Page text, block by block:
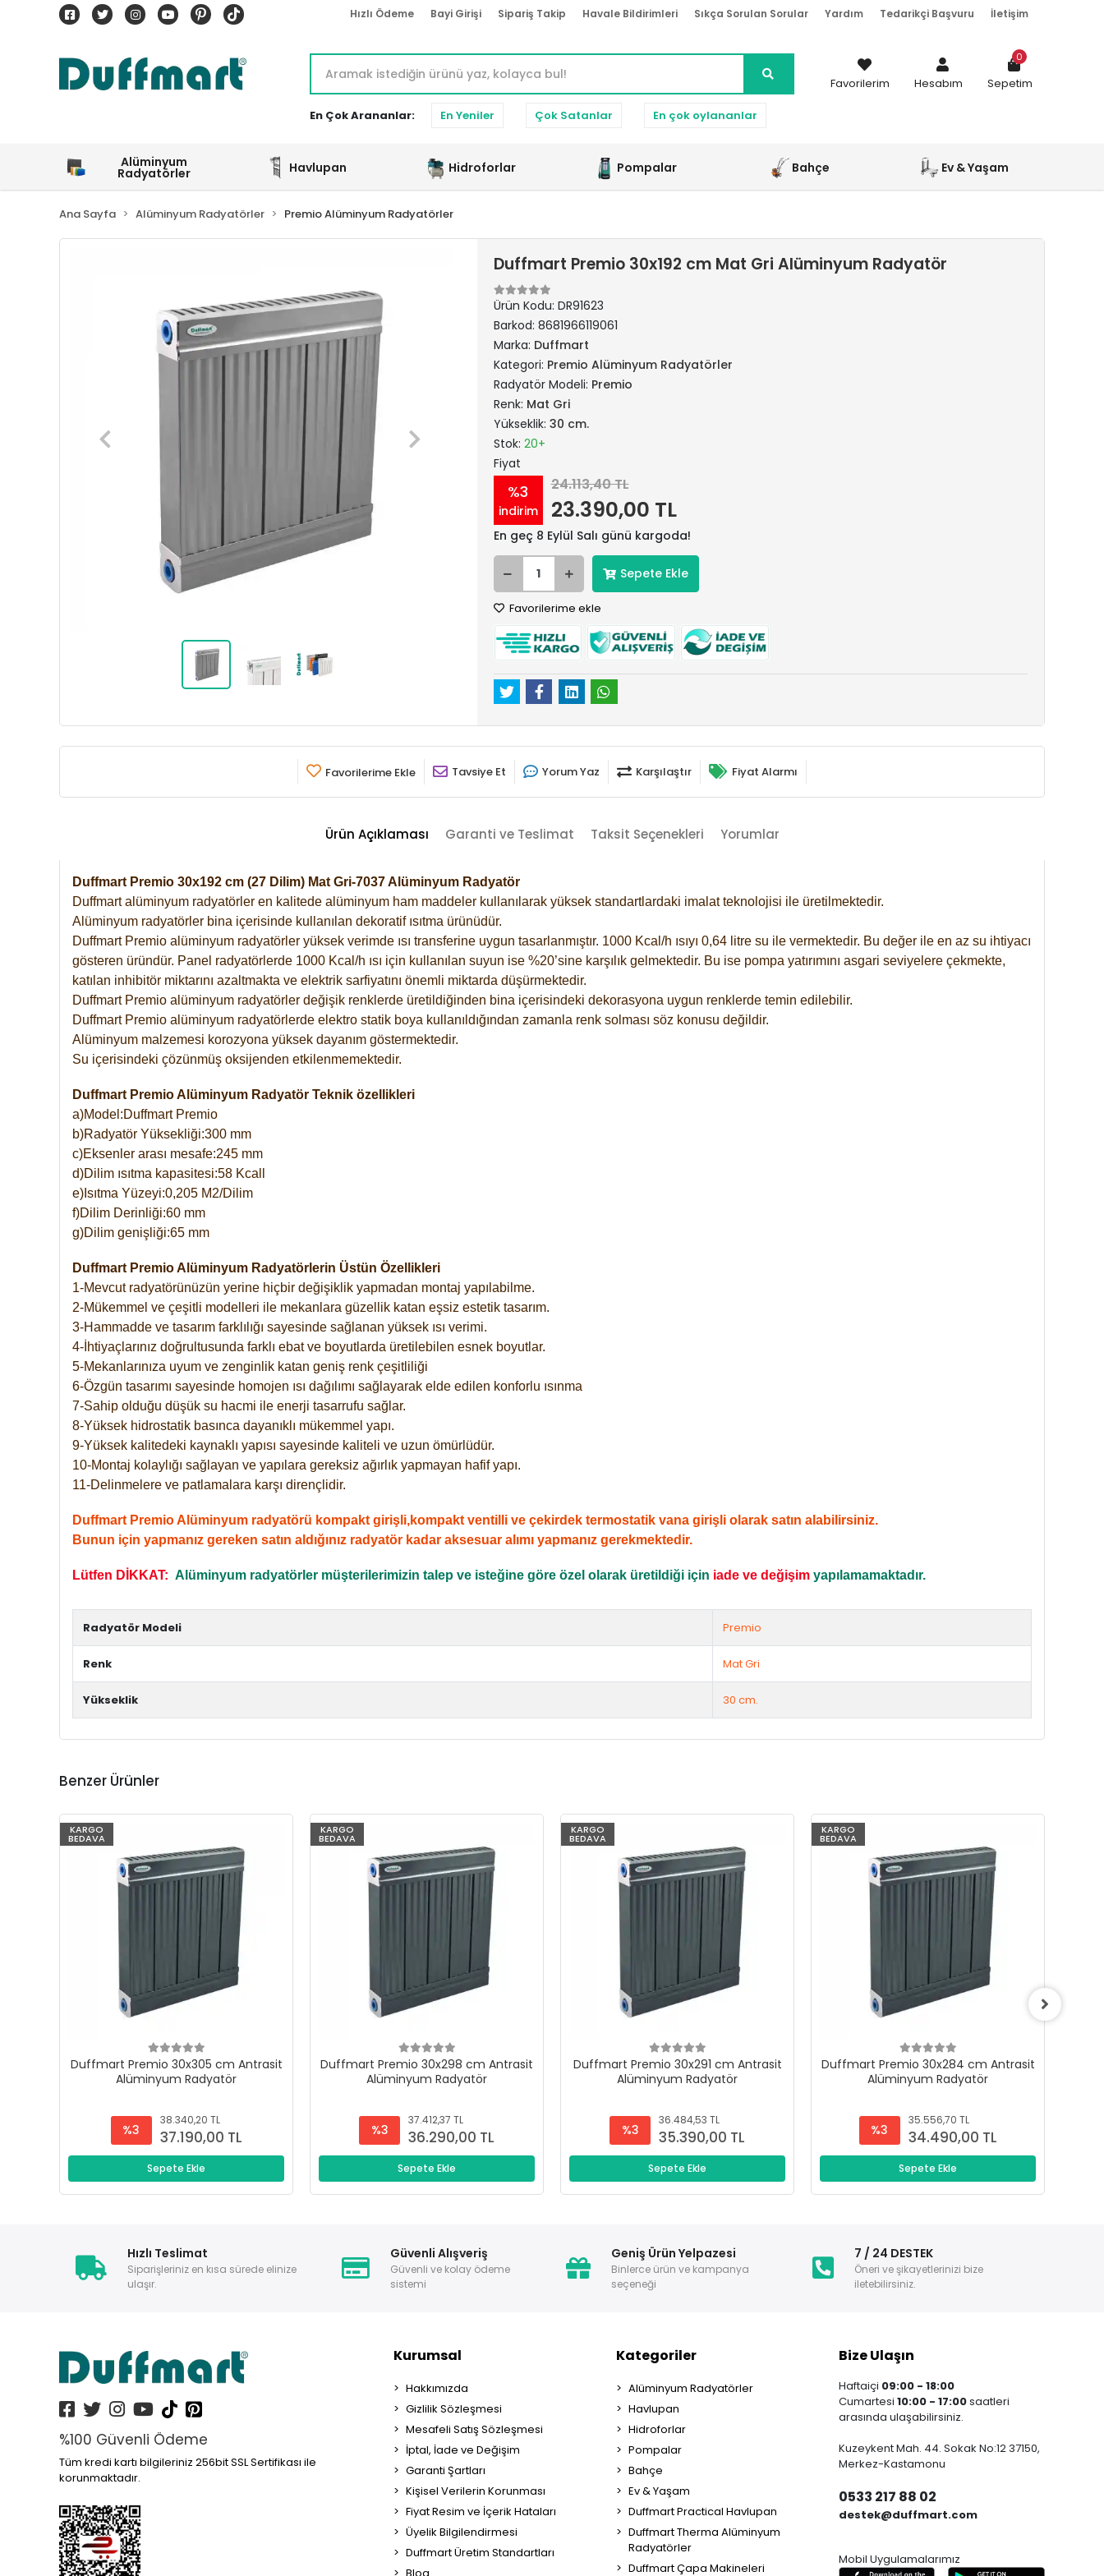
Hızlı Ödeme Bayi Girişi Sipariş Takip Havale Bildirimleri Sıkça Sorulan Sorular Yardım Tedarikçi Başvuru İletişim
En Çok Arananlar: En Yeniler Çok Satanlar En çok oylananlar
Favorilerim Hesabım Sepetim
0
Alüminyum
Radyatörler Havlupan Hidroforlar Pompalar Bahçe Ev & Yaşam
Ana Sayfa Alüminyum Radyatörler Premio Alüminyum Radyatörler
Duffmart Premio 30x192 cm Mat Gri Alüminyum Radyatör
Ürün Kodu: DR91623
Barkod: 8681966119061
Marka: Duffmart
Kategori: Premio Alüminyum Radyatörler
Radyatör Modeli: Premio
Renk: Mat Gri
Yükseklik: 30 cm.
Stok: 20+
Fiyat
%3
indirim
24.113,40 TL
23.390,00 TL
En geç 8 Eylül Salı günü kargoda!
Sepete Ekle
Favorilerime ekle
Favorilerime Ekle Tavsiye Et Yorum Yaz Karşılaştır Fiyat Alarmı
Ürün Açıklaması Garanti ve Teslimat Taksit Seçenekleri Yorumlar
Duffmart Premio 30x192 cm (27 Dilim) Mat Gri-7037 Alüminyum Radyatör
Duffmart alüminyum radyatörler en kalitede alüminyum ham maddeler kullanılarak yüksek standartlardaki imalat teknolojisi ile üretilmektedir.
Alüminyum radyatörler bina içerisinde kullanılan dekoratif ısıtma ürünüdür.
Duffmart Premio alüminyum radyatörler yüksek verimde ısı transferine uygun tasarlanmıştır. 1000 Kcal/h ısıyı 0,64 litre su ile vermektedir. Bu değer ile en az su ihtiyacı
gösteren üründür. Panel radyatörlerde 1000 Kcal/h ısı için kullanılan suyun ise %20’sine karşılık gelmektedir. Bu ise pompa yatırımını asgari seviyelere çekmekte,
katılan inhibitör miktarını azaltmakta ve elektrik sarfiyatını önemli miktarda düşürmektedir.
Duffmart Premio alüminyum radyatörler değişik renklerde üretildiğinden bina içerisindeki dekorasyona uygun renklerde temin edilebilir.
Duffmart Premio alüminyum radyatörlerde elektro statik boya kullanıldığından zamanla renk solması söz konusu değildir.
Alüminyum malzemesi korozyona yüksek dayanım göstermektedir.
Su içerisindeki çözünmüş oksijenden etkilenmemektedir.
Duffmart Premio Alüminyum Radyatör Teknik özellikleri
a)Model:Duffmart Premio
b)Radyatör Yüksekliği:300 mm
c)Eksenler arası mesafe:245 mm
d)Dilim ısıtma kapasitesi:58 Kcall
e)Isıtma Yüzeyi:0,205 M2/Dilim
f)Dilim Derinliği:60 mm
g)Dilim genişliği:65 mm
Duffmart Premio Alüminyum Radyatörlerin Üstün Özellikleri
1-Mevcut radyatörünüzün yerine hiçbir değişiklik yapmadan montaj yapılabilme.
2-Mükemmel ve çeşitli modelleri ile mekanlara güzellik katan eşsiz estetik tasarım.
3-Hammadde ve tasarım farklılığı sayesinde sağlanan yüksek ısı verimi.
4-İhtiyaçlarınız doğrultusunda farklı ebat ve boyutlarda üretilebilen esnek boyutlar.
5-Mekanlarınıza uyum ve zenginlik katan geniş renk çeşitliliği
6-Özgün tasarımı sayesinde homojen ısı dağılımı sağlayarak elde edilen konforlu ısınma
7-Sahip olduğu düşük su hacmi ile enerji tasarrufu sağlar.
8-Yüksek hidrostatik basınca dayanıklı mükemmel yapı.
9-Yüksek kalitedeki kaynaklı yapısı sayesinde kaliteli ve uzun ömürlüdür.
10-Montaj kolaylığı sağlayan ve yapılara gereksiz ağırlık yapmayan hafif yapı.
11-Delinmelere ve patlamalara karşı dirençlidir.
Duffmart Premio Alüminyum radyatörü kompakt girişli,kompakt ventilli ve çekirdek termostatik vana girişli olarak satın alabilirsiniz.
Bunun için yapmanız gereken satın aldığınız radyatör kadar aksesuar alımı yapmanız gerekmektedir.
Lütfen DİKKAT: Alüminyum radyatörler müşterilerimizin talep ve isteğine göre özel olarak üretildiği için iade ve değişim yapılamamaktadır.
Radyatör Modeli Premio
Renk Mat Gri
Yükseklik 30 cm.
Benzer Ürünler
KARGO
BEDAVA
Duffmart Premio 30x305 cm Antrasit
Alüminyum Radyatör
%3
38.340,20 TL
37.190,00 TL
Sepete Ekle
KARGO
BEDAVA
Duffmart Premio 30x298 cm Antrasit
Alüminyum Radyatör
%3
37.412,37 TL
36.290,00 TL
Sepete Ekle
KARGO
BEDAVA
Duffmart Premio 30x291 cm Antrasit
Alüminyum Radyatör
%3
36.484,53 TL
35.390,00 TL
Sepete Ekle
KARGO
BEDAVA
Duffmart Premio 30x284 cm Antrasit
Alüminyum Radyatör
%3
35.556,70 TL
34.490,00 TL
Sepete Ekle
Hızlı Teslimat
Siparişleriniz en kısa sürede elinize
ulaşır.
Güvenli Alışveriş
Güvenli ve kolay ödeme
sistemi
Geniş Ürün Yelpazesi
Binlerce ürün ve kampanya
seçeneği
7 / 24 DESTEK
Öneri ve şikayetlerinizi bize
iletebilirsiniz.
%100 Güvenli Ödeme
Tüm kredi kartı bilgileriniz 256bit SSL Sertifikası ile
korunmaktadır.
Kurumsal
Hakkımızda
Gizlilik Sözleşmesi
Mesafeli Satış Sözleşmesi
İptal, İade ve Değişim
Garanti Şartları
Kişisel Verilerin Korunması
Fiyat Resim ve İçerik Hataları
Üyelik Bilgilendirmesi
Duffmart Üretim Standartları
Kategoriler
Alüminyum Radyatörler
Havlupan
Hidroforlar
Pompalar
Bahçe
Ev & Yaşam
Duffmart Practical Havlupan
Duffmart Therma Alüminyum
Radyatörler
Duffmart Çapa Makineleri
Bize Ulaşın
Haftaiçi 09:00 - 18:00
Cumartesi 10:00 - 17:00saatleri
arasında ulaşabilirsiniz.
Kuzeykent Mah. 44. Sokak No:12 37150,
Merkez-Kastamonu
0533 217 88 02
destek@duffmart.com
Mobil Uygulamalarımız